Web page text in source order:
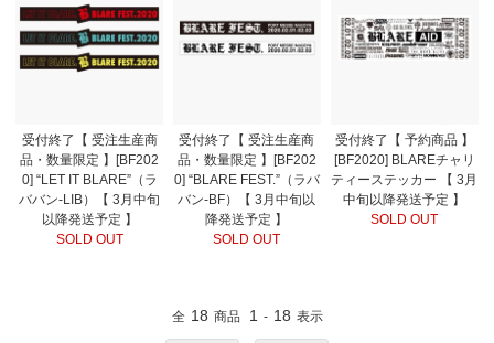
受付終了【 受注生産商
品・数量限定 】[BF202
0] “LET IT BLARE”（ラ
ババン-LIB）【 3月中旬
以降発送予定 】
SOLD OUT
受付終了【 受注生産商
品・数量限定 】[BF202
0] “BLARE FEST.”（ラバ
バン-BF）【 3月中旬以
降発送予定 】
SOLD OUT
受付終了【 予約商品 】
[BF2020] BLAREチャリ
ティーステッカー 【 3月
中旬以降発送予定 】
SOLD OUT
全 18 商品 1 - 18 表示